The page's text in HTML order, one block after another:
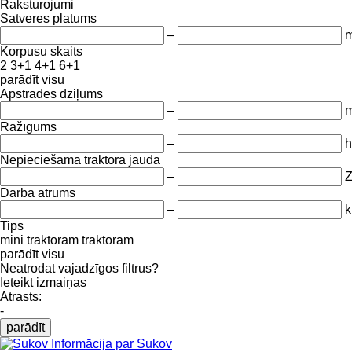
Raksturojumi
Satveres platums
–
Korpusu skaits
2 3+1 4+1 6+1
parādīt visu
Apstrādes dziļums
–
Ražīgums
–
Nepieciešamā traktora jauda
–
Darba ātrums
–
Tips
mini traktoram traktoram
parādīt visu
Neatrodat vajadzīgos filtrus?
Ieteikt izmaiņas
Atrasts:
-
parādīt
Informācija par Sukov